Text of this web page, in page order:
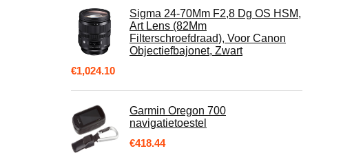
Sigma 24-70Mm F2,8 Dg OS HSM,
Art Lens (82Mm
Filterschroefdraad), Voor Canon
Objectiefbajonet, Zwart
€1,024.10
Garmin Oregon 700
navigatietoestel
€418.44